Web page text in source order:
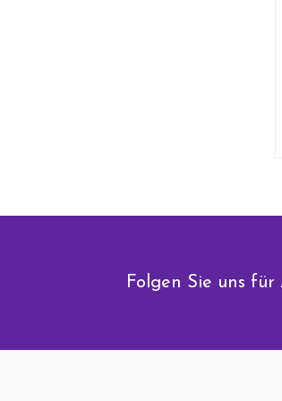
Folgen Sie uns